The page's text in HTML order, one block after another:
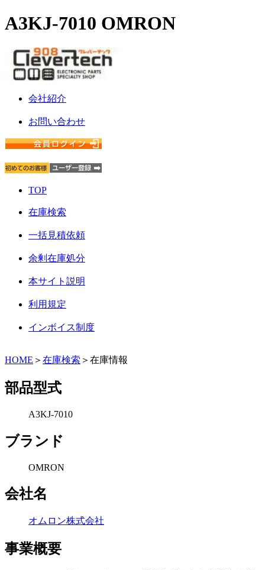
A3KJ-7010 OMRON
会社紹介
お問い合わせ
TOP
在庫検索
一括見積依頼
余剰在庫処分
本サイト説明
利用規定
インボイス制度
HOME ＞ 在庫検索 ＞在庫情報
部品型式
A3KJ-7010
ブランド
OMRON
会社名
オムロン株式会社
事業概要